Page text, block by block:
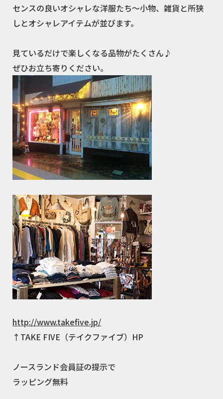
センスの良いオシャレな洋服たち～小物、雑貨と所狭
しとオシャレアイテムが並びます。
見ているだけで楽しくなる品物がたくさん♪
ぜひお立ち寄りください。
http://www.takefive.jp/
↑TAKE FIVE（テイクファイブ）HP
ノースランド会員証の提示で
ラッピング無料